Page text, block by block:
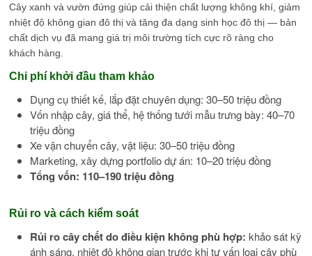
Cây xanh và vườn đứng giúp cải thiện chất lượng không khí, giảm
nhiệt độ không gian đô thị và tăng đa dạng sinh học đô thị — bản
chất dịch vụ đã mang giá trị môi trường tích cực rõ ràng cho
khách hàng.
Chi phí khởi đầu tham khảo
Dụng cụ thiết kế, lắp đặt chuyên dụng: 30–50 triệu đồng
Vốn nhập cây, giá thể, hệ thống tưới mẫu trưng bày: 40–70
triệu đồng
Xe vận chuyển cây, vật liệu: 30–50 triệu đồng
Marketing, xây dựng portfolio dự án: 10–20 triệu đồng
Tổng vốn: 110–190 triệu đồng
Rủi ro và cách kiểm soát
Rủi ro cây chết do điều kiện không phù hợp: khảo sát kỹ
ánh sáng, nhiệt độ không gian trước khi tư vấn loại cây phù